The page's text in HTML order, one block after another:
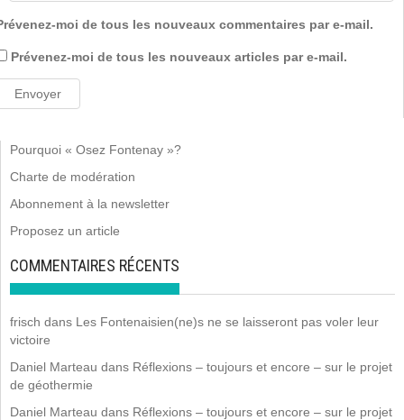
moi de tous les nouveaux commentaires par e-mail.
Prévenez-moi de tous les nouveaux articles par e-mail.
Pourquoi « Osez Fontenay »?
Charte de modération
Abonnement à la newsletter
Proposez un article
COMMENTAIRES RÉCENTS
frisch dans Les Fontenaisien(ne)s ne se laisseront pas voler leur
victoire
Daniel Marteau dans Réflexions – toujours et encore – sur le projet
de géothermie
Daniel Marteau dans Réflexions – toujours et encore – sur le projet